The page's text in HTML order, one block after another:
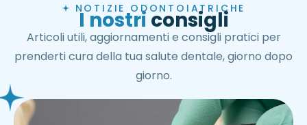
NOTIZIE ODONTOIATRICHE
I nostriconsigli
Articoli utili, aggiornamenti e consigli pratici per
prenderti cura della tua salute dentale, giorno dopo
giorno.